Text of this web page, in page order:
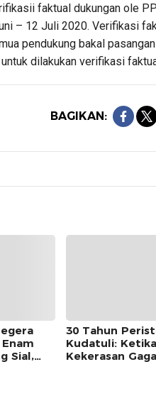
faktual dukungan ole
– 12 Juli 2020. Verifikasi
pendukung bakal
dilakukan verifikasi
BAGIKAN:
Sial,
30 Tahun
Kudatuli: Ketika
Kekerasan